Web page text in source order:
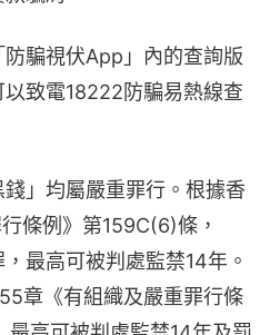
騙視伏App」內的查詢版
致電18222防騙易熱線查
」均屬嚴重罪行。根據香
條例》第159C(6)條，
最高可被判處監禁14年。
章《有組織及嚴重罪行條